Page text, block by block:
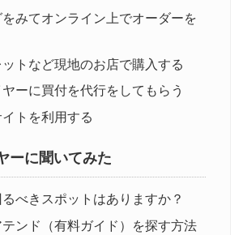
みてオンライン上でオーダーを
トなど現地のお店で購入する
ーに買付を代行をしてもらう
トを利用する
ーに聞いてみた
べきスポットはありますか？
ンド（有料ガイド）を探す方法